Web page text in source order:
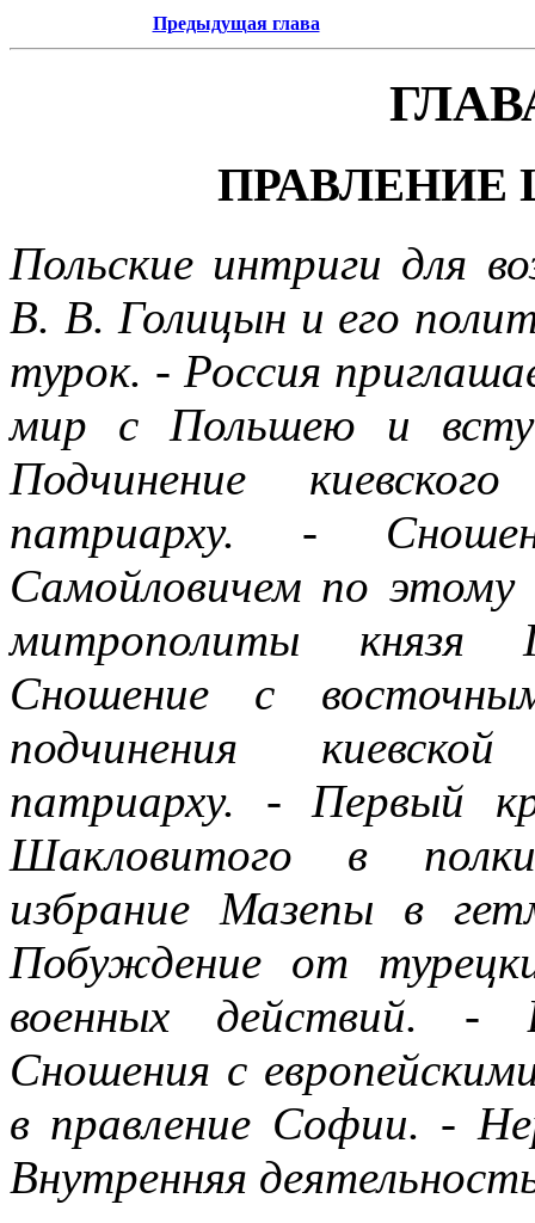
Предыдущая глава
Польские интриги для
В. В. Голицын и его
турок. - Россия
мир с Польшею и
Подчинение
патриарху. -
Самойловичем по этому
митрополиты князя
Сношение с
подчинения
патриарху. - Первый
Шакловитого в
избрание Мазепы в
Побуждение от
военных действий. -
Сношения с
в правление Софии. -
Внутренняя